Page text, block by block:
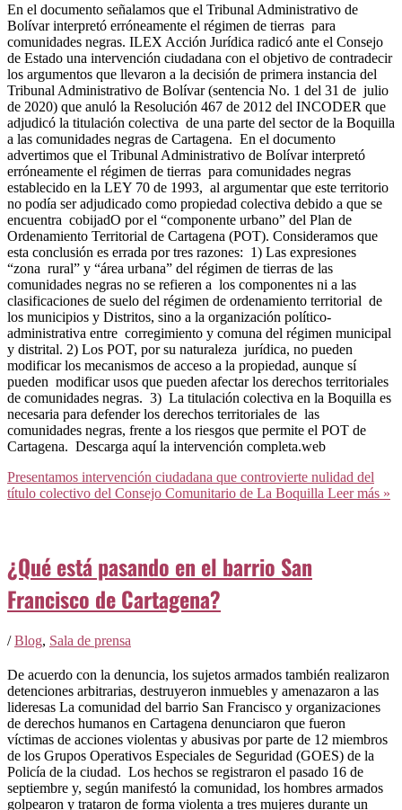
En el documento señalamos que el Tribunal Administrativo de
Bolívar interpretó erróneamente el régimen de tierras para
comunidades negras. ILEX Acción Jurídica radicó ante el Consejo
de Estado una intervención ciudadana con el objetivo de contradecir
los argumentos que llevaron a la decisión de primera instancia del
Tribunal Administrativo de Bolívar (sentencia No. 1 del 31 de julio
de 2020) que anuló la Resolución 467 de 2012 del INCODER que
adjudicó la titulación colectiva de una parte del sector de la Boquilla
a las comunidades negras de Cartagena. En el documento
advertimos que el Tribunal Administrativo de Bolívar interpretó
erróneamente el régimen de tierras para comunidades negras
establecido en la LEY 70 de 1993, al argumentar que este territorio
no podía ser adjudicado como propiedad colectiva debido a que se
encuentra cobijadO por el “componente urbano” del Plan de
Ordenamiento Territorial de Cartagena (POT). Consideramos que
esta conclusión es errada por tres razones: 1) Las expresiones
“zona rural” y “área urbana” del régimen de tierras de las
comunidades negras no se refieren a los componentes ni a las
clasificaciones de suelo del régimen de ordenamiento territorial de
los municipios y Distritos, sino a la organización político-
administrativa entre corregimiento y comuna del régimen municipal
y distrital. 2) Los POT, por su naturaleza jurídica, no pueden
modificar los mecanismos de acceso a la propiedad, aunque sí
pueden modificar usos que pueden afectar los derechos territoriales
de comunidades negras. 3) La titulación colectiva en la Boquilla es
necesaria para defender los derechos territoriales de las
comunidades negras, frente a los riesgos que permite el POT de
Cartagena. Descarga aquí la intervención completa.web
Presentamos intervención ciudadana que controvierte nulidad del
título colectivo del Consejo Comunitario de La Boquilla Leer más »
¿Qué está pasando en el barrio San
Francisco de Cartagena?
/Blog, Sala de prensa
De acuerdo con la denuncia, los sujetos armados también realizaron
detenciones arbitrarias, destruyeron inmuebles y amenazaron a las
lideresas La comunidad del barrio San Francisco y organizaciones
de derechos humanos en Cartagena denunciaron que fueron
víctimas de acciones violentas y abusivas por parte de 12 miembros
de los Grupos Operativos Especiales de Seguridad (GOES) de la
Policía de la ciudad. Los hechos se registraron el pasado 16 de
septiembre y, según manifestó la comunidad, los hombres armados
golpearon y trataron de forma violenta a tres mujeres durante un